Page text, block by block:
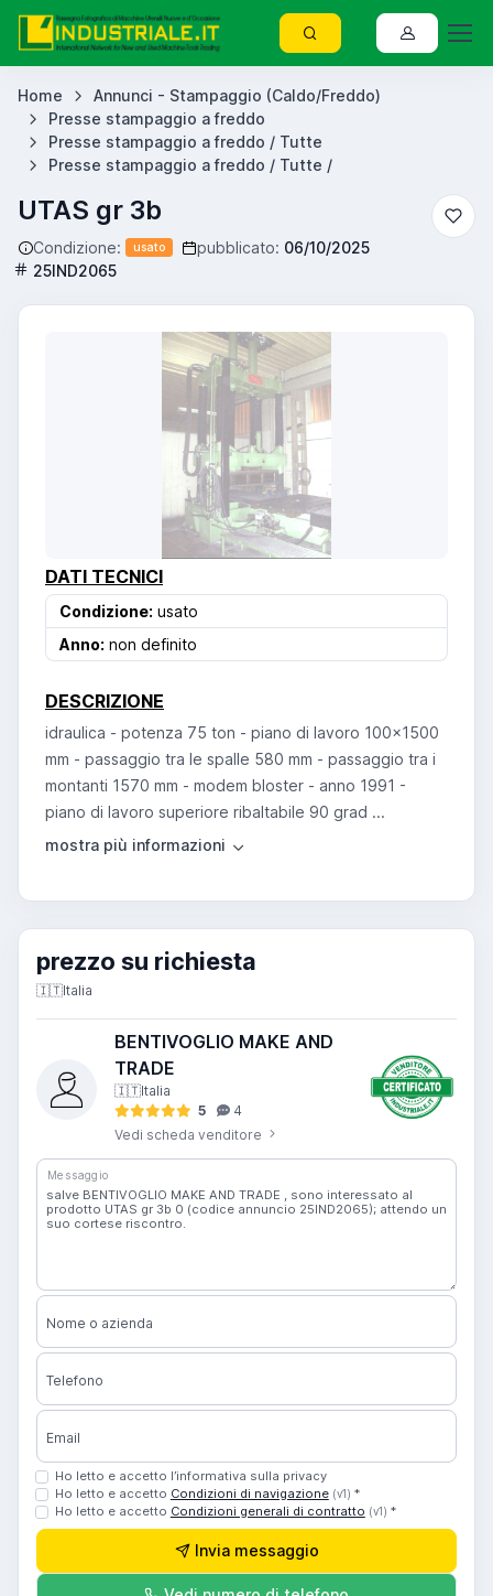
Home
Annunci - Stampaggio (Caldo/Freddo)
Presse stampaggio a freddo
Presse stampaggio a freddo / Tutte
Presse stampaggio a freddo / Tutte /
UTAS gr 3b
Condizione: usato pubblicato: 06/10/2025
25IND2065
DATI TECNICI
Condizione: usato
Anno: non definito
DESCRIZIONE
idraulica - potenza 75 ton - piano di lavoro 100x1500
mm - passaggio tra le spalle 580 mm - passaggio tra i
montanti 1570 mm - modem bloster - anno 1991 -
piano di lavoro superiore ribaltabile 90 grad ...
prezzo su richiesta
🇮🇹Italia
BENTIVOGLIO MAKE AND
TRADE
🇮🇹Italia
5
4
Vedi scheda venditore
Messaggio
Nome o azienda
Telefono
Email
Ho letto e accetto l’informativa sulla privacy
Ho letto e accetto Condizioni di navigazione (v1) *
Ho letto e accetto Condizioni generali di contratto (v1) *
Invia messaggio